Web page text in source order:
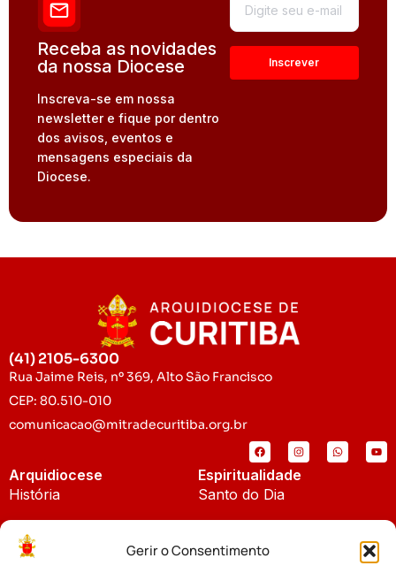
Gerir o Consentimento
Receba as novidades
da nossa Diocese
Inscreva-se em nossa
newsletter e fique por dentro
dos avisos, eventos e
mensagens especiais da
Diocese.
(41) 2105-6300
Rua Jaime Reis, nº 369, Alto São Francisco
CEP: 80.510-010
comunicacao@mitradecuritiba.org.br
Arquidiocese
História
Padroeira
Espiritualidade
Santo do Dia